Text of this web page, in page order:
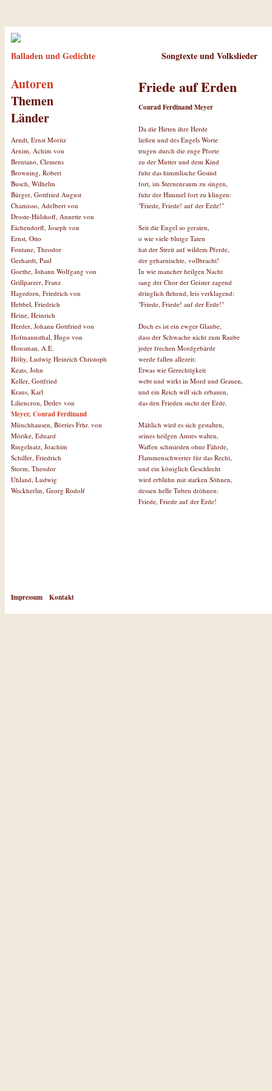
Balladen und Gedichte Songtexte und Volkslieder
Autoren
Themen
Länder
Arndt, Ernst Moritz
Arnim, Achim von
Brentano, Clemens
Browning, Robert
Busch, Wilhelm
Bürger, Gottfried August
Chamisso, Adelbert von
Droste-Hülshoff, Annette von
Eichendorff, Joseph von
Ernst, Otto
Fontane, Theodor
Gerhardt, Paul
Goethe, Johann Wolfgang von
Grillparzer, Franz
Hagedorn, Friedrich von
Hebbel, Friedrich
Heine, Heinrich
Herder, Johann Gottfried von
Hofmannsthal, Hugo von
Housman, A.E.
Hölty, Ludwig Heinrich Christoph
Keats, John
Keller, Gottfried
Kraus, Karl
Liliencron, Detlev von
Meyer, Conrad Ferdinand
Münchhausen, Börries Frhr. von
Mörike, Eduard
Ringelnatz, Joachim
Schiller, Friedrich
Storm, Theodor
Uhland, Ludwig
Weckherlin, Georg Rodolf
Friede auf Erden
Conrad Ferdinand Meyer
Da die Hirten ihre Herde
ließen und des Engels Worte
trugen durch die enge Pforte
zu der Mutter und dem Kind
fuhr das himmlische Gesind
fort, im Sternenraum zu singen,
fuhr der Himmel fort zu klingen:
"Friede, Friede! auf der Erde!"
Seit die Engel so geraten,
o wie viele blutge Taten
hat der Streit auf wildem Pferde,
der geharnischte, vollbracht!
In wie mancher heilgen Nacht
sang der Chor der Geister zagend
dringlich flehend, leis verklagend:
"Friede, Friede! auf der Erde!"
Doch es ist ein ewger Glaube,
dass der Schwache nicht zum Raube
jeder frechen Mordgebärde
werde fallen allezeit:
Etwas wie Gerechtigkeit
webt und wirkt in Mord und Grauen,
und ein Reich will sich erbauen,
das den Frieden sucht der Erde.
Mählich wird es sich gestalten,
seines heilgen Amtes walten,
Waffen schmieden ohne Fährde,
Flammenschwerter für das Recht,
und ein königlich Geschlecht
wird erblühn mit starken Söhnen,
dessen helle Tuben dröhnen:
Friede, Friede auf der Erde!
Impressum Kontakt